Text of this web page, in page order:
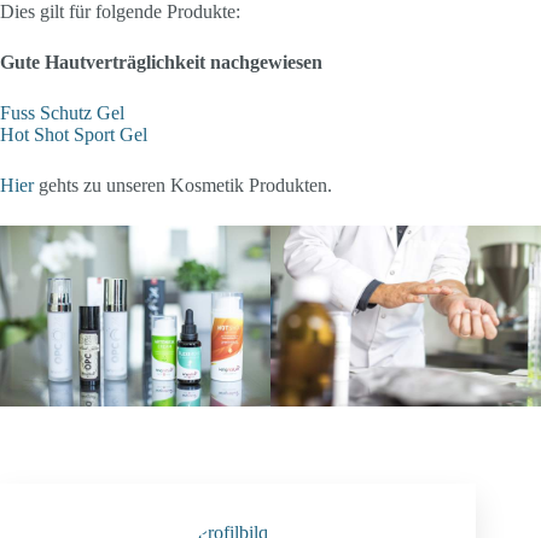
Dies gilt für folgende Produkte:
Gute Hautverträglichkeit nachgewiesen
Fuss Schutz Gel
Hot Shot Sport Gel
Hiergehts zu unseren Kosmetik Produkten.